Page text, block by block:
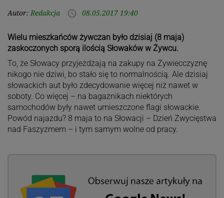
Autor: Redakcja access_time 08.05.2017 19:40
Wielu mieszkańców żywczan było dzisiaj (8 maja)
zaskoczonych sporą ilością Słowaków w Żywcu.
To, że Słowacy przyjeżdżają na zakupy na Żywiecczyznę
nikogo nie dziwi, bo stało się to normalnością. Ale dzisiaj
słowackich aut było zdecydowanie więcej niż nawet w
soboty. Co więcej – na bagażnikach niektórych
samochodów były nawet umieszczone flagi słowackie.
Powód najazdu? 8 maja to na Słowacji – Dzień Zwycięstwa
nad Faszyzmem – i tym samym wolne od pracy.